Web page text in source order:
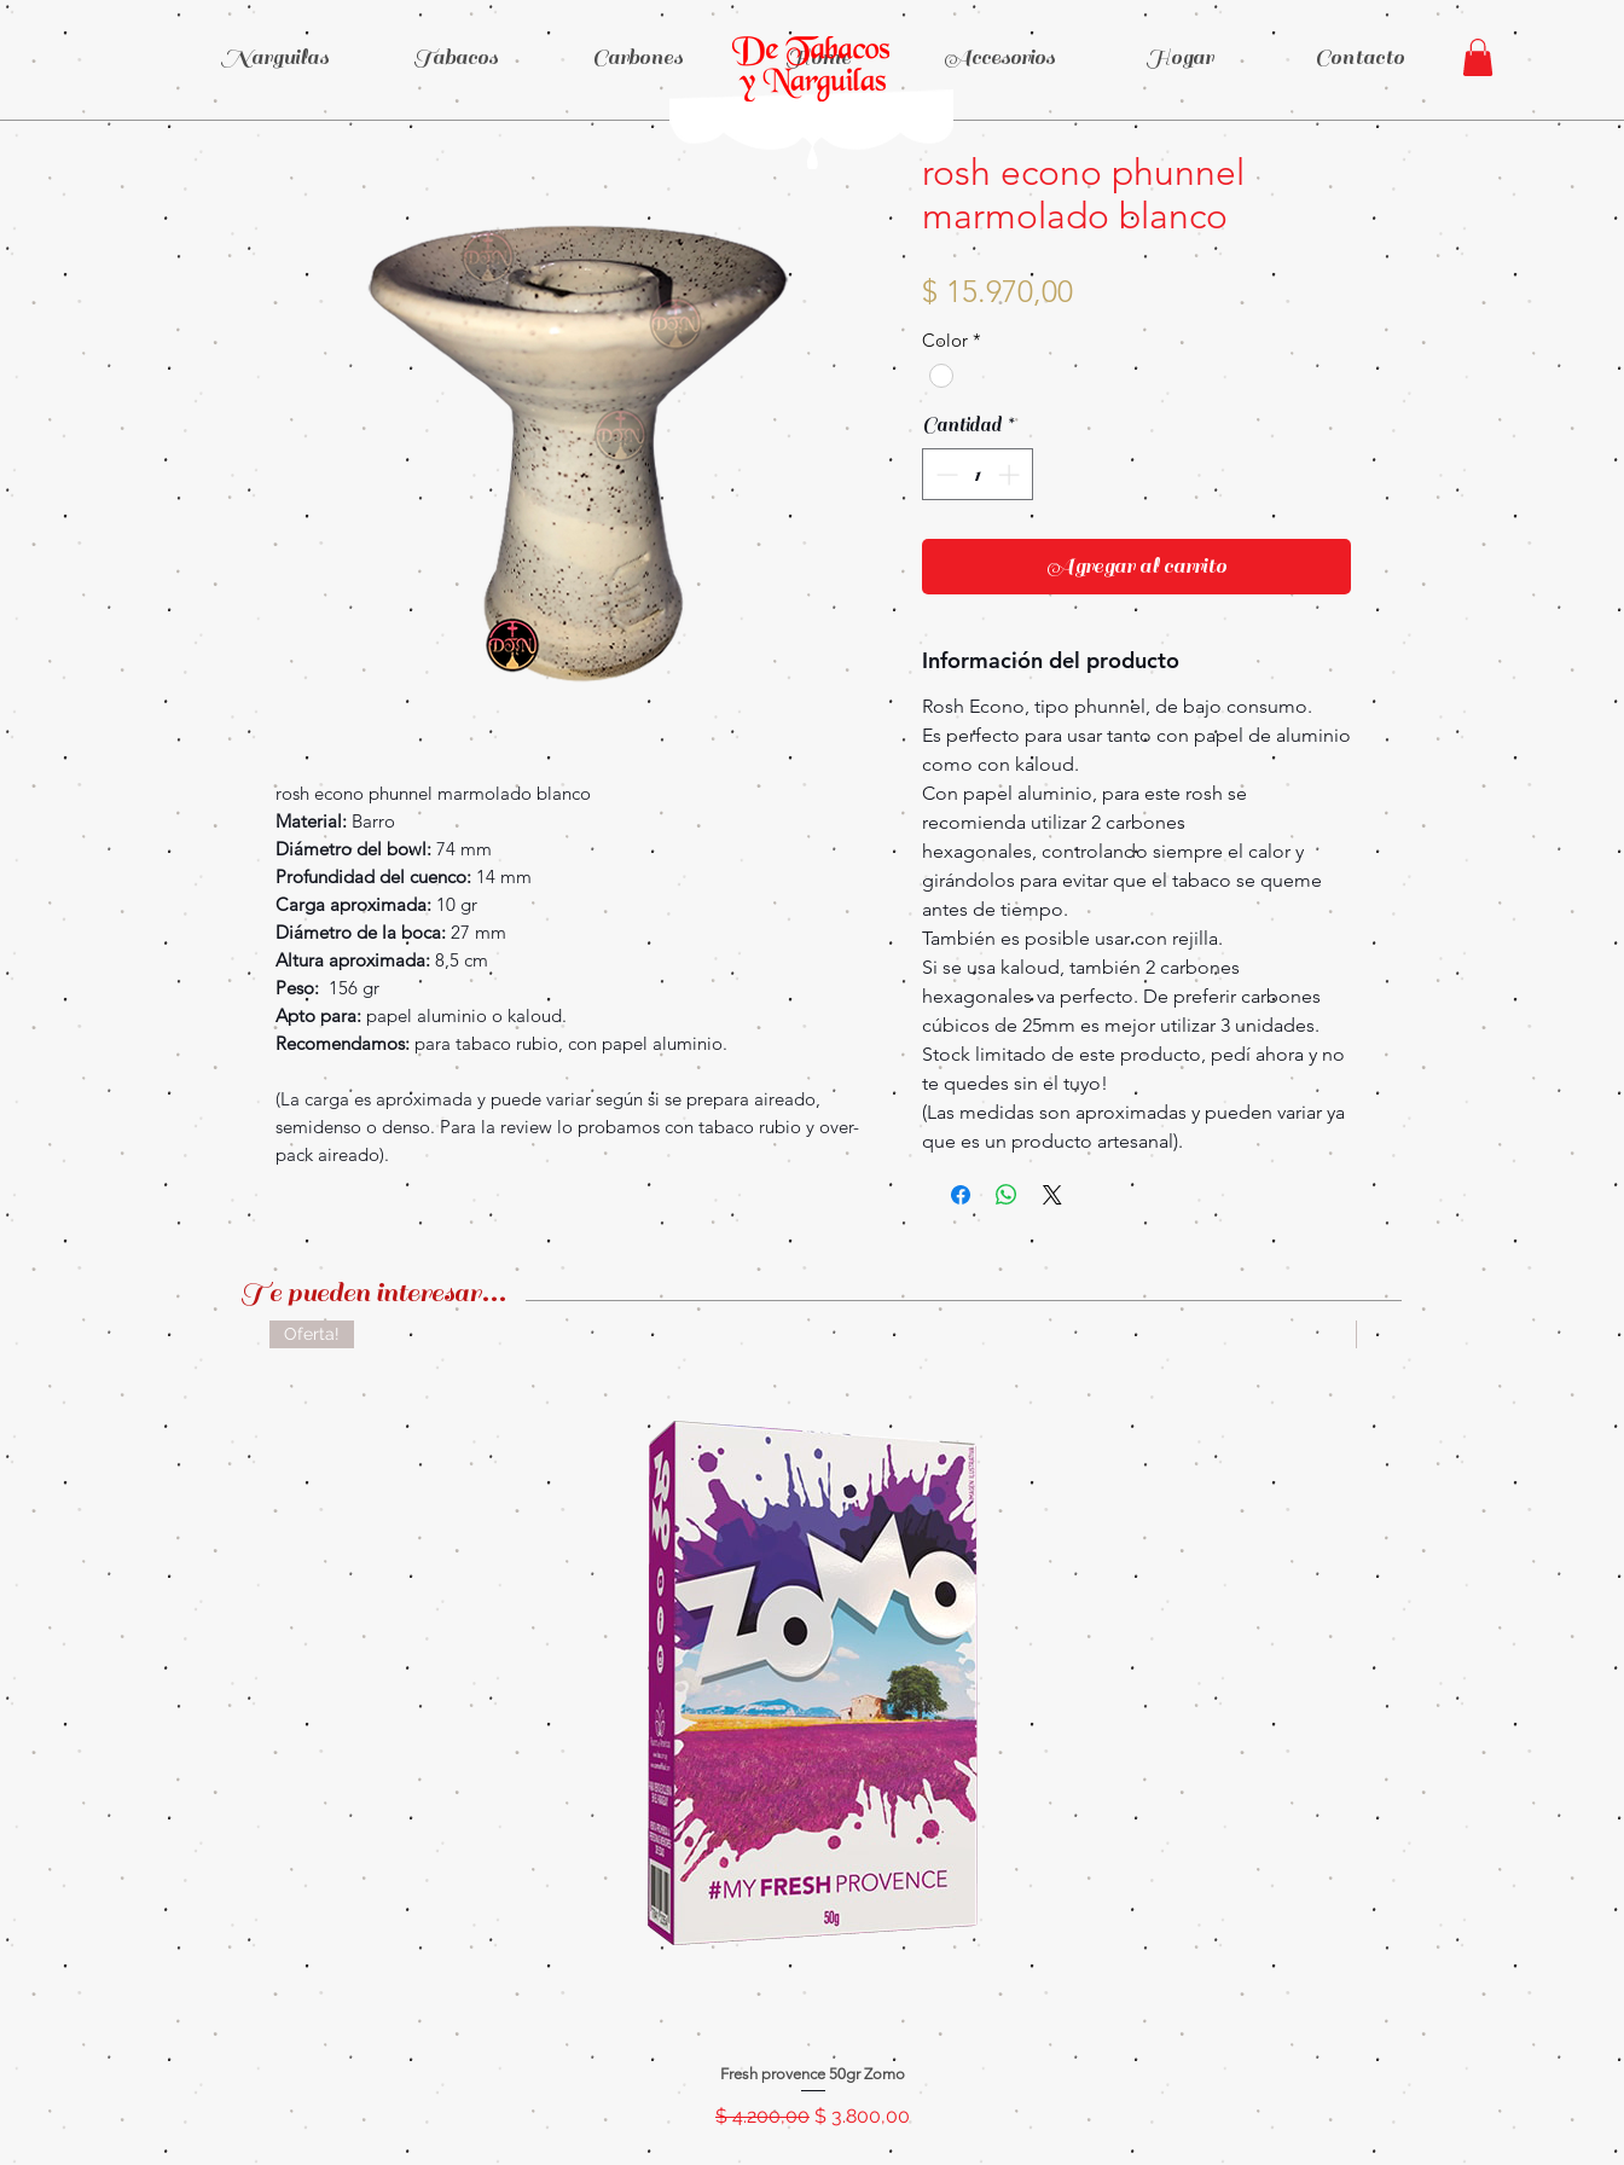
Narguilas Tabacos Carbones Home Accesorios Hogar Contacto
rosh econo phunnel marmolado blanco
Material:Barro
Diámetro del bowl:74 mm
Profundidad del cuenco:14 mm
Carga aproximada:10 gr
Diámetro de la boca:27 mm
Altura aproximada:8,5 cm
Peso:156 gr
Apto para: papel aluminio o kaloud.
Recomendamos:para tabaco rubio, con papel aluminio.
(La carga es aproximada y puede variar según si se prepara aireado,
semidenso o denso. Para la review lo probamos con tabaco rubio y over-
pack aireado).
rosh econo phunnel
marmolado blanco
$ 15.970,00Precio
Color *
Cantidad *
Agregar al carrito
Información del producto
Rosh Econo, tipo phunnel, de bajo consumo.
Es perfecto para usar tanto con papel de aluminio
como con kaloud.
Con papel aluminio, para este rosh se
recomienda utilizar 2 carbones
hexagonales, controlando siempre el calor y
girándolos para evitar que el tabaco se queme
antes de tiempo.
También es posible usar con rejilla.
Si se usa kaloud, también 2 carbones
hexagonales va perfecto. De preferir carbones
cúbicos de 25mm es mejor utilizar 3 unidades.
Stock limitado de este producto, pedí ahora y no
te quedes sin el tuyo!
(Las medidas son aproximadas y pueden variar ya
que es un producto artesanal).
Oferta!
Fresh provence 50gr Zomo
Precio
$ 4.200,00 Precio de oferta
$ 3.800,00
Oferta!
Te pueden interesar...